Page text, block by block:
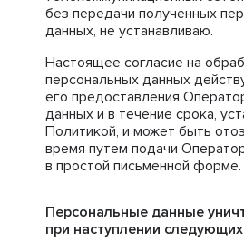
без передачи полученных
данных, не устанавливаю.
Настоящее согласие на
персональных данных
его предоставления
данных и в течение срока,
Политикой, и может быть
время путем подачи
в простой письменной форме.
Персональные данные
при наступлении